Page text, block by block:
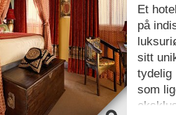
Do you own this website?
Et
på
sitt
tydelig
som